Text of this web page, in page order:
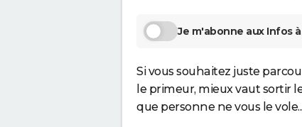
Je m'abonne aux Infos
Si vous souhaitez juste
le primeur, mieux vaut sortir
que personne ne vous le